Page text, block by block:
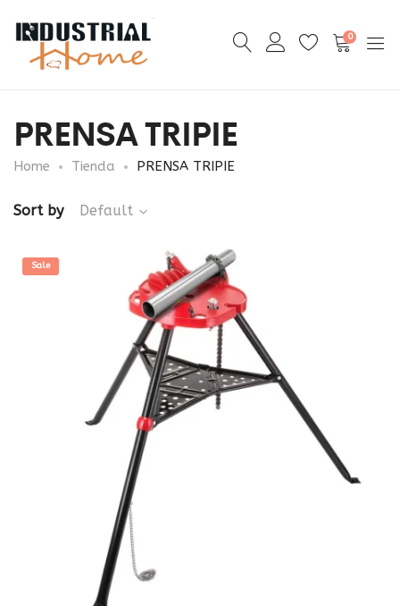
0
PRENSA TRIPIE
Home Tienda PRENSA TRIPIE
Sort by Default
Sale